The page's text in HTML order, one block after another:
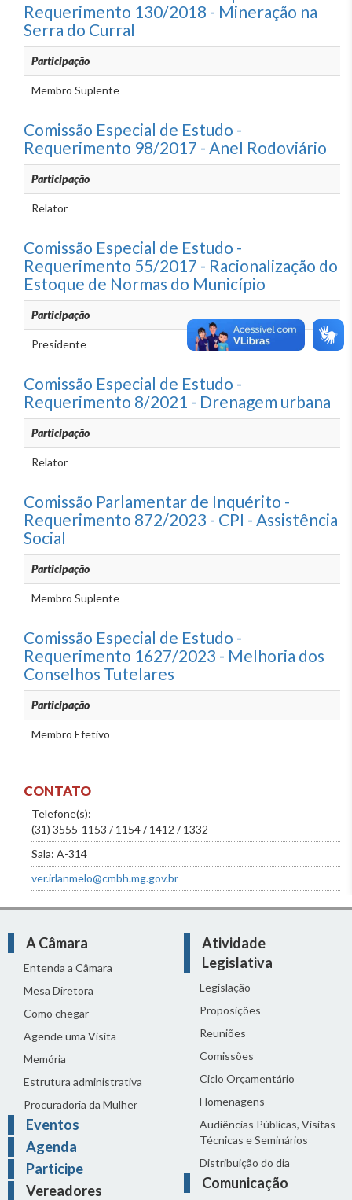
Requerimento 130/2018 - Mineração na
Serra do Curral
Participação
Membro Suplente
Comissão Especial de Estudo -
Requerimento 98/2017 - Anel Rodoviário
Participação
Relator
Comissão Especial de Estudo -
Requerimento 55/2017 - Racionalização do
Estoque de Normas do Município
Participação
Presidente
Comissão Especial de Estudo -
Requerimento 8/2021 - Drenagem urbana
Participação
Relator
Comissão Parlamentar de Inquérito -
Requerimento 872/2023 - CPI - Assistência
Social
Participação
Membro Suplente
Comissão Especial de Estudo -
Requerimento 1627/2023 - Melhoria dos
Conselhos Tutelares
Participação
Membro Efetivo
CONTATO
Telefone(s):
(31) 3555-1153 / 1154 / 1412 / 1332
Sala: A-314
ver.irlanmelo@cmbh.mg.gov.br
A Câmara
Entenda a Câmara
Mesa Diretora
Como chegar
Agende uma Visita
Memória
Estrutura administrativa
Procuradoria da Mulher
Eventos
Agenda
Participe
Vereadores
Atividade
Legislativa
Legislação
Proposições
Reuniões
Comissões
Ciclo Orçamentário
Homenagens
Audiências Públicas, Visitas
Técnicas e Seminários
Distribuição do dia
Comunicação